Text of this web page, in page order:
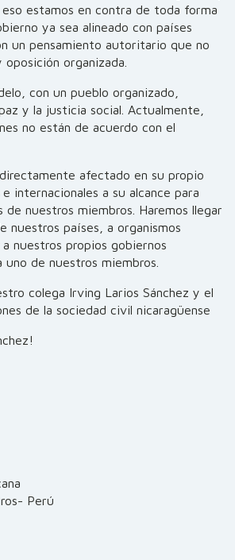
estamos en contra de toda forma
ya sea alineado con países
un pensamiento autoritario que no
organizada.
con un pueblo organizado,
y la justicia social. Actualmente,
no están de acuerdo con el
afectado en su propio
internacionales a su alcance para
nuestros miembros. Haremos llegar
nuestros países, a organismos
nuestros propios gobiernos
de nuestros miembros.
colega Irving Larios Sánchez y el
de la sociedad civil nicaragüense
Perú